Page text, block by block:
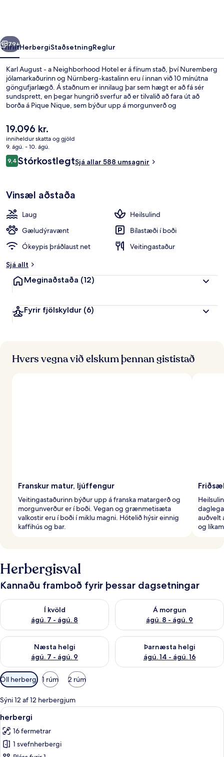
Næsta
79+
YfirlitHerbergiStaðsetningReglur
Karl August - a Neighborhood Hotel er á fínum stað, því Nuremberg
jólamarkaðurinn og Nürnberg-kastalinn eru í innan við 10 mínútna
göngufjarlægð. Á staðnum er innilaug þar sem hægt er að fá sér
sundsprett, en þegar hungrið sverfur að er tilvalið að fara út að
borða á Pique Nique, sem býður upp á morgunverð og
njóta á þessu hóteli fyrir vandláta eru bar/setustofa,
líkamsræktarstöð og líkamsræktaraðstaða. Meðal þess sem
ferðamenn sem hafa heimsótt staðinn eru sérstaklega ánægðir með
eru hjálpsamt starfsfólk og góð staðsetning. Það er ekki langt að fara
til að komast í almenningssamgöngur: Lawrence Church
neðanjarðarlestarstöðin er í 6 mínútna göngufjarlægð og White
Núverandi
verð
er
19.096 kr.
19.096 kr.
inniheldur skatta og gjöld
9. ágú. - 10. ágú.
Umsagnir
9,49,4 af 10
StórkostlegtSjá allar 588 umsagnir
Vinsæl aðstaða
Laug
Heilsulind
Gæludýravænt
Bílastæði í boði
Ókeypis þráðlaust net
Veitingastaður
Sjá allt
Meginaðstaða (12)
Fyrir fjölskyldur (6)
Hvers vegna við elskum þennan gististað
Franskur matur, ljúffengur
Veitingastaðurinn býður upp á franska matargerð og
morgunverður er í boði. Vegan og grænmetisæta
valkostir eru í boði í miklu magni. Hótelið hýsir einnig
kaffihús og bar.
auðvelt
og
Herbergisval
Kannaðu framboð fyrir þessar dagsetningar
Í kvöld
ágú. 7 - ágú. 8
Athuga framboð í kvöld ágú. 7 - ágú. 8
Á morgun
ágú. 8 - ágú. 9
Athuga framboð á morgun
Næsta helgi
ágú. 7 - ágú. 9
Athuga framboð næstu helgi ágú. 7 - ágú. 9
Þarnæsta helgi
ágú. 14 - ágú. 16
Athuga framboð þarnæstu
Síur
í
boði
fyrir
herbergi
Öll herbergi 1 rúm 2 rúm
Sýni 12 af 12 herbergjum
Skoða
allar
myndir
fyrir
herbergi | Rúmföt af bestu gerð,
6
herbergi
16 fermetrar
1 svefnherbergi